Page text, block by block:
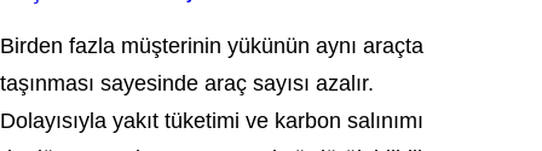
Birden fazla müşterinin yükünün aynı araçta
taşınması sayesinde araç sayısı azalır.
Dolayısıyla yakıt tüketimi ve karbon salınımı